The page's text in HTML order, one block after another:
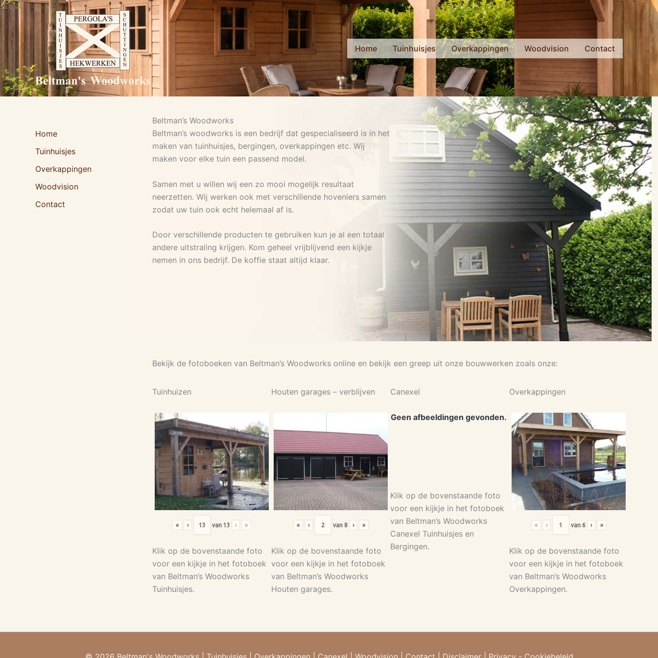
Ga
de
inhoud
Home Tuinhuisjes Overkappingen Woodvision Contact
Home
Tuinhuisjes
Overkappingen
Woodvision
Contact
Beltman’s Woodworks
Beltman’s woodworks is een bedrijf dat gespecialiseerd is in het
maken van tuinhuisjes, bergingen, overkappingen etc. Wij
maken voor elke tuin een passend model.
Samen met u willen wij een zo mooi mogelijk resultaat
neerzetten. Wij werken ook met verschillende hoveniers samen
zodat uw tuin ook echt helemaal af is.
Door verschillende producten te gebruiken kun je al een totaal
andere uitstraling krijgen. Kom geheel vrijblijvend een kijkje
nemen in ons bedrijf. De koffie staat altijd klaar.
Bekijk de fotoboeken van Beltman’s Woodworks online en bekijk een greep uit onze bouwwerken zoals onze:
Tuinhuizen
« ‹ van 13 › »
Klik op de bovenstaande foto
voor een kijkje in het fotoboek
van Beltman’s Woodworks
Tuinhuisjes.
Houten garages – verblijven
« ‹ van 8 › »
Klik op de bovenstaande foto
voor een kijkje in het fotoboek
van Beltman’s Woodworks
Houten garages.
Canexel
Geen afbeeldingen gevonden.
Klik op de bovenstaande foto
voor een kijkje in het fotoboek
van Beltman’s Woodworks
Canexel Tuinhuisjes en
Bergingen.
Overkappingen
« ‹ van 6 › »
Klik op de bovenstaande foto
voor een kijkje in het fotoboek
van Beltman’s Woodworks
Overkappingen.